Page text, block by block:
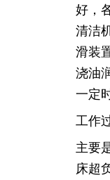
好，
清洁
滑装
浇油
一定
工作
主要
床超